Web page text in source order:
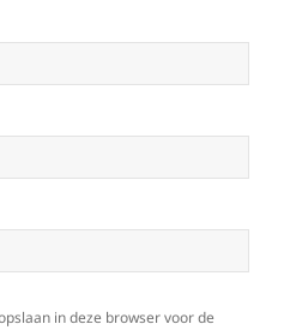
in deze browser voor de